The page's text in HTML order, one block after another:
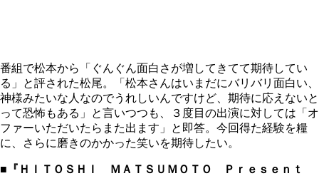
番組で松本から「ぐんぐん面白さが増してきてて期待してい
る」と評された松尾。「松本さんはいまだにバリバリ面白い、
神様みたいな人なのでうれしいんですけど、期待に応えないと
って恐怖もある」と言いつつも、３度目の出演に対しては「オ
ファーいただいたらまた出ます」と即答。今回得た経験を糧
に、さらに磨きのかかった笑いを期待したい。
■『ＨＩＴＯＳＨＩ ＭＡＴＳＵＭＯＴＯ Ｐｒｅｓｅｎｔ